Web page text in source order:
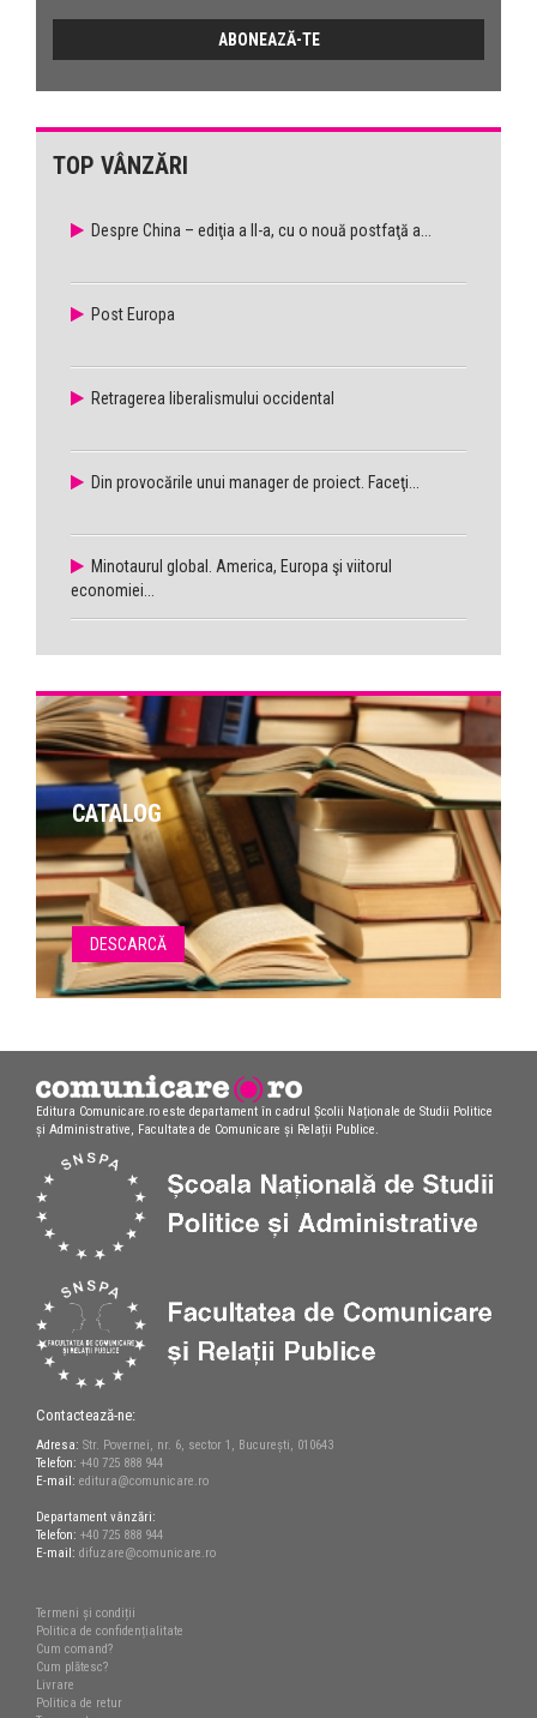
TOP VÂNZĂRI
Despre China – ediţia a II-a, cu o nouă postfaţă a...
Post Europa
Retragerea liberalismului occidental
Din provocările unui manager de proiect. Faceţi...
Minotaurul global. America, Europa şi viitorul
economiei...
CATALOG
DESCARCĂ
Editura Comunicare.ro este departament în cadrul Școlii Naționale de Studii Politice
și Administrative, Facultatea de Comunicare și Relații Publice.
Contactează-ne:
Adresa: Str. Povernei, nr. 6, sector 1, București, 010643
Telefon: +40 725 888 944
E-mail: editura@comunicare.ro
Departament vânzări:
Telefon: +40 725 888 944
E-mail: difuzare@comunicare.ro
Termeni și condiții
Politica de confidențialitate
Cum comand?
Cum plătesc?
Livrare
Politica de retur